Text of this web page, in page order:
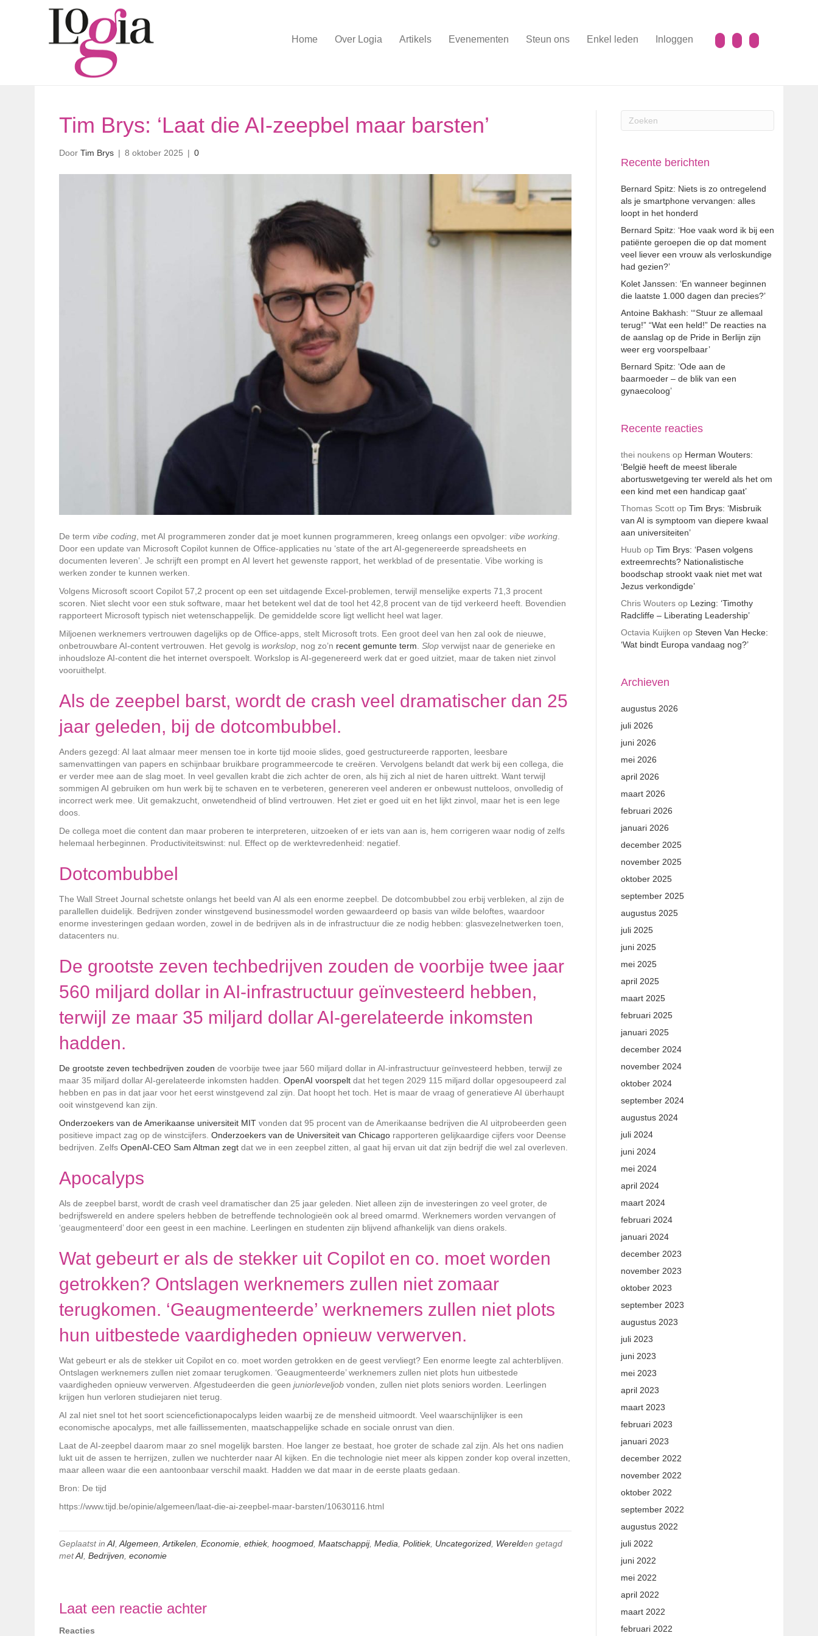
Home Over Logia Artikels Evenementen Steun ons Enkel leden Inloggen
Tim Brys: ‘Laat die AI-zeepbel maar barsten’
Door Tim Brys | 8 oktober 2025 | 0
De term vibe coding, met AI programmeren zonder dat je moet kunnen programmeren, kreeg onlangs een opvolger: vibe working.
Door een update van Microsoft Copilot kunnen de Office-applicaties nu ‘state of the art AI-gegenereerde spreadsheets en
documenten leveren’. Je schrijft een prompt en AI levert het gewenste rapport, het werkblad of de presentatie. Vibe working is
werken zonder te kunnen werken.
Volgens Microsoft scoort Copilot 57,2 procent op een set uitdagende Excel-problemen, terwijl menselijke experts 71,3 procent
scoren. Niet slecht voor een stuk software, maar het betekent wel dat de tool het 42,8 procent van de tijd verkeerd heeft. Bovendien
rapporteert Microsoft typisch niet wetenschappelijk. De gemiddelde score ligt wellicht heel wat lager.
Miljoenen werknemers vertrouwen dagelijks op de Office-apps, stelt Microsoft trots. Een groot deel van hen zal ook de nieuwe,
onbetrouwbare AI-content vertrouwen. Het gevolg is workslop, nog zo’n recent gemunte term. Slop verwijst naar de generieke en
inhoudsloze AI-content die het internet overspoelt. Workslop is AI-gegenereerd werk dat er goed uitziet, maar de taken niet zinvol
vooruithelpt.
Als de zeepbel barst, wordt de crash veel dramatischer dan 25
jaar geleden, bij de dotcombubbel.
Anders gezegd: AI laat almaar meer mensen toe in korte tijd mooie slides, goed gestructureerde rapporten, leesbare
samenvattingen van papers en schijnbaar bruikbare programmeercode te creëren. Vervolgens belandt dat werk bij een collega, die
er verder mee aan de slag moet. In veel gevallen krabt die zich achter de oren, als hij zich al niet de haren uittrekt. Want terwijl
sommigen AI gebruiken om hun werk bij te schaven en te verbeteren, genereren veel anderen er onbewust nutteloos, onvolledig of
incorrect werk mee. Uit gemakzucht, onwetendheid of blind vertrouwen. Het ziet er goed uit en het lijkt zinvol, maar het is een lege
doos.
De collega moet die content dan maar proberen te interpreteren, uitzoeken of er iets van aan is, hem corrigeren waar nodig of zelfs
helemaal herbeginnen. Productiviteitswinst: nul. Effect op de werktevredenheid: negatief.
Dotcombubbel
The Wall Street Journal schetste onlangs het beeld van AI als een enorme zeepbel. De dotcombubbel zou erbij verbleken, al zijn de
parallellen duidelijk. Bedrijven zonder winstgevend businessmodel worden gewaardeerd op basis van wilde beloftes, waardoor
enorme investeringen gedaan worden, zowel in de bedrijven als in de infrastructuur die ze nodig hebben: glasvezelnetwerken toen,
datacenters nu.
De grootste zeven techbedrijven zouden de voorbije twee jaar
560 miljard dollar in AI-infrastructuur geïnvesteerd hebben,
terwijl ze maar 35 miljard dollar AI-gerelateerde inkomsten
hadden.
De grootste zeven techbedrijven zouden de voorbije twee jaar 560 miljard dollar in AI-infrastructuur geïnvesteerd hebben, terwijl ze
maar 35 miljard dollar AI-gerelateerde inkomsten hadden. OpenAI voorspelt dat het tegen 2029 115 miljard dollar opgesoupeerd zal
hebben en pas in dat jaar voor het eerst winstgevend zal zijn. Dat hoopt het toch. Het is maar de vraag of generatieve AI überhaupt
ooit winstgevend kan zijn.
Onderzoekers van de Amerikaanse universiteit MIT vonden dat 95 procent van de Amerikaanse bedrijven die AI uitprobeerden geen
positieve impact zag op de winstcijfers. Onderzoekers van de Universiteit van Chicago rapporteren gelijkaardige cijfers voor Deense
bedrijven. Zelfs OpenAI-CEO Sam Altman zegt dat we in een zeepbel zitten, al gaat hij ervan uit dat zijn bedrijf die wel zal overleven.
Apocalyps
Als de zeepbel barst, wordt de crash veel dramatischer dan 25 jaar geleden. Niet alleen zijn de investeringen zo veel groter, de
bedrijfswereld en andere spelers hebben de betreffende technologieën ook al breed omarmd. Werknemers worden vervangen of
‘geaugmenteerd’ door een geest in een machine. Leerlingen en studenten zijn blijvend afhankelijk van diens orakels.
Wat gebeurt er als de stekker uit Copilot en co. moet worden
getrokken? Ontslagen werknemers zullen niet zomaar
terugkomen. ‘Geaugmenteerde’ werknemers zullen niet plots
hun uitbestede vaardigheden opnieuw verwerven.
Wat gebeurt er als de stekker uit Copilot en co. moet worden getrokken en de geest vervliegt? Een enorme leegte zal achterblijven.
Ontslagen werknemers zullen niet zomaar terugkomen. ‘Geaugmenteerde’ werknemers zullen niet plots hun uitbestede
vaardigheden opnieuw verwerven. Afgestudeerden die geen juniorleveljob vonden, zullen niet plots seniors worden. Leerlingen
krijgen hun verloren studiejaren niet terug.
AI zal niet snel tot het soort sciencefictionapocalyps leiden waarbij ze de mensheid uitmoordt. Veel waarschijnlijker is een
economische apocalyps, met alle faillissementen, maatschappelijke schade en sociale onrust van dien.
Laat de AI-zeepbel daarom maar zo snel mogelijk barsten. Hoe langer ze bestaat, hoe groter de schade zal zijn. Als het ons nadien
lukt uit de assen te herrijzen, zullen we nuchterder naar AI kijken. En die technologie niet meer als kippen zonder kop overal inzetten,
maar alleen waar die een aantoonbaar verschil maakt. Hadden we dat maar in de eerste plaats gedaan.
Bron: De tijd
https://www.tijd.be/opinie/algemeen/laat-die-ai-zeepbel-maar-barsten/10630116.html
Geplaatst inAI,Algemeen,Artikelen, Economie, ethiek, hoogmoed, Maatschappij, Media, Politiek, Uncategorized, Werelden getagd
metAI, Bedrijven, economie
Laat een reactie achter
Reacties
Recente berichten
Bernard Spitz: Niets is zo ontregelend
als je smartphone vervangen: alles
loopt in het honderd
Bernard Spitz: ‘Hoe vaak word ik bij een
patiënte geroepen die op dat moment
veel liever een vrouw als verloskundige
had gezien?’
Kolet Janssen: ‘En wanneer beginnen
die laatste 1.000 dagen dan precies?’
Antoine Bakhash: ‘“Stuur ze allemaal
terug!” “Wat een held!” De reacties na
de aanslag op de Pride in Berlijn zijn
weer erg voorspelbaar’
Bernard Spitz: ‘Ode aan de
baarmoeder – de blik van een
gynaecoloog’
Recente reacties
thei noukensop Herman Wouters:
‘België heeft de meest liberale
abortuswetgeving ter wereld als het om
een kind met een handicap gaat’
Thomas Scottop Tim Brys: ‘Misbruik
van AI is symptoom van diepere kwaal
aan universiteiten’
Huubop Tim Brys: ‘Pasen volgens
extreemrechts? Nationalistische
boodschap strookt vaak niet met wat
Jezus verkondigde’
Chris Woutersop Lezing: ‘Timothy
Radcliffe – Liberating Leadership’
Octavia Kuijken op Steven Van Hecke:
‘Wat bindt Europa vandaag nog?’
Archieven
augustus 2026
juli 2026
juni 2026
mei 2026
april 2026
maart 2026
februari 2026
januari 2026
december 2025
november 2025
oktober 2025
september 2025
augustus 2025
juli 2025
juni 2025
mei 2025
april 2025
maart 2025
februari 2025
januari 2025
december 2024
november 2024
oktober 2024
september 2024
augustus 2024
juli 2024
juni 2024
mei 2024
april 2024
maart 2024
februari 2024
januari 2024
december 2023
november 2023
oktober 2023
september 2023
augustus 2023
juli 2023
juni 2023
mei 2023
april 2023
maart 2023
februari 2023
januari 2023
december 2022
november 2022
oktober 2022
september 2022
augustus 2022
juli 2022
juni 2022
mei 2022
april 2022
maart 2022
februari 2022